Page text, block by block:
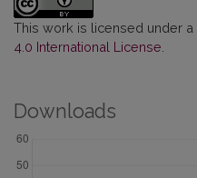
This work is licensed under a
4.0 International License
Downloads